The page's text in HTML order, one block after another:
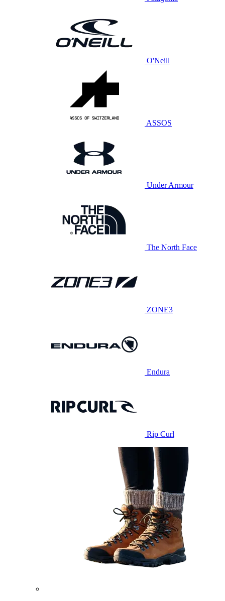
O'Neill
ASSOS
Under Armour
The North Face
ZONE3
Endura
Rip Curl